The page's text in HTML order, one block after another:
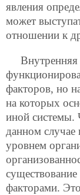
явления
может
отношении к
Внутренняя
факторов, но
на которых
иной системы.
данном случае
уровнем
факторами.